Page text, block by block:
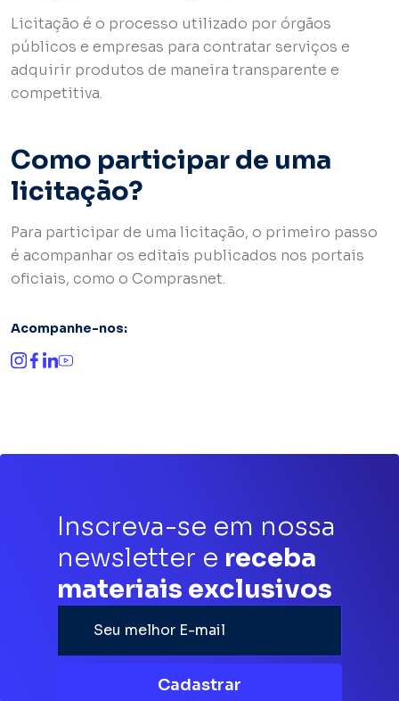
Licitação é o processo utilizado por órgãos
públicos e empresas para contratar serviços e
adquirir produtos de maneira transparente e
competitiva.
Como participar de uma
licitação?
Para participar de uma licitação, o primeiro passo
é acompanhar os editais publicados nos portais
oficiais, como o Comprasnet.
Acompanhe-nos:
Inscreva-se em nossa
newsletter e receba
materiais exclusivos